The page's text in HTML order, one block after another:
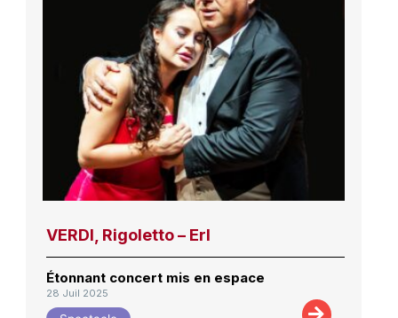
VERDI, Rigoletto – Erl
Étonnant concert mis en espace
28 Juil 2025